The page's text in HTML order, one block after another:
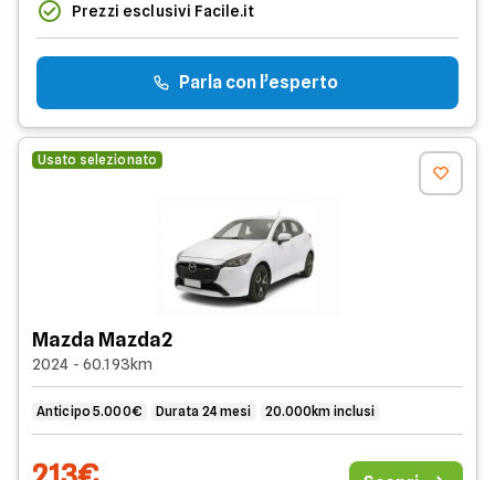
Prezzi esclusivi Facile.it
Parla con l’esperto
Usato selezionato
Mazda Mazda2
2024 - 60.193km
Anticipo 5.000€ Durata 24 mesi 20.000km inclusi